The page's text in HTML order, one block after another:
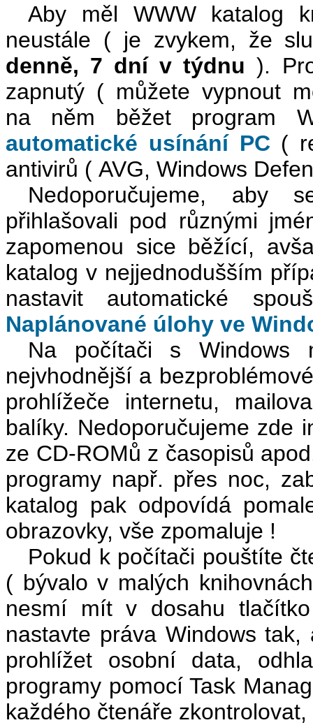
Aby měl WWW katalog
neustále ( je zvykem, že
denně, 7 dní v týdnu ).
zapnutý ( můžete vypnout
na něm běžet program
automatické usínání PC (
antivirů ( AVG, Windows
Nedoporučujeme, aby
přihlašovali pod různými
zapomenou sice běžící,
katalog v nejjednodušším
nastavit automatické
Naplánované úlohy ve
Na počítači s Windows
nejvhodnější a
prohlížeče internetu,
balíky. Nedoporučujeme zde
ze CD-ROMů z časopisů
programy např. přes noc,
katalog pak odpovídá
obrazovky, vše zpomaluje !
Pokud k počítači pouštíte
( bývalo v malých
nesmí mít v dosahu
nastavte práva Windows
prohlížet osobní data,
programy pomocí Task
každého čtenáře